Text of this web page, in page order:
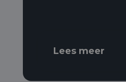
Lees meer